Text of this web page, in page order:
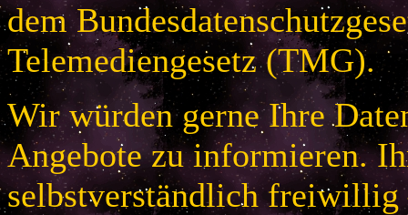
dem
Telemediengesetz (TMG).
Wir würden gerne Ihre
Angebote zu informieren.
selbstverständlich